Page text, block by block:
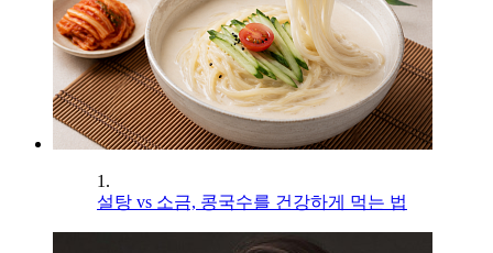
1.
설탕 vs 소금, 콩국수를 건강하게 먹는 법